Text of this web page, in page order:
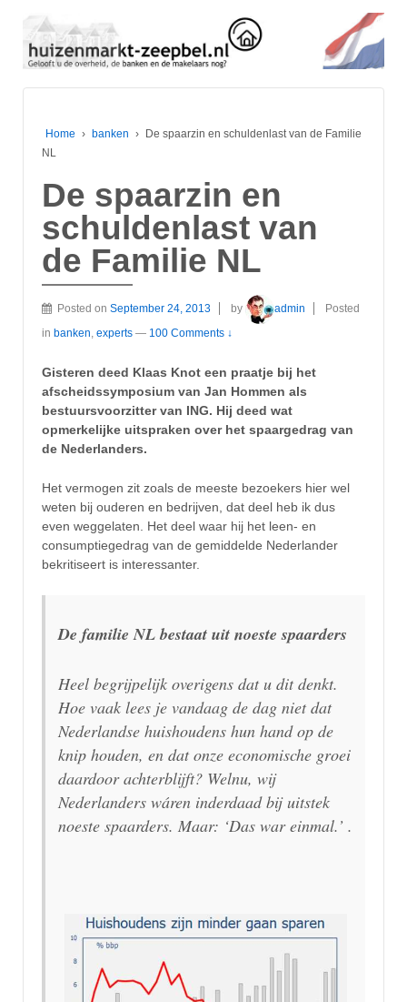
Home › banken ›
De spaarzin en schuldenlast van de Familie
NL
De spaarzin en
schuldenlast van
de Familie NL
Posted on September 24, 2013 by admin
Posted
in banken experts — 100 Comments ↓
Gisteren deed Klaas Knot een praatje bij het
afscheidssymposium van Jan Hommen als
bestuursvoorzitter van ING. Hij deed wat
opmerkelijke uitspraken over het spaargedrag van
de Nederlanders.
Het vermogen zit zoals de meeste bezoekers hier wel
weten bij ouderen en bedrijven, dat deel heb ik dus
even weggelaten. Het deel waar hij het leen- en
consumptiegedrag van de gemiddelde Nederlander
bekritiseert is interessanter.
De familie NL bestaat uit noeste spaarders
Heel begrijpelijk overigens dat u dit denkt.
Hoe vaak lees je vandaag de dag niet dat
Nederlandse huishoudens hun hand op de
knip houden, en dat onze economische groei
daardoor achterblijft? Welnu, wij
Nederlanders wáren inderdaad bij uitstek
noeste spaarders. Maar: ‘Das war einmal.’ .